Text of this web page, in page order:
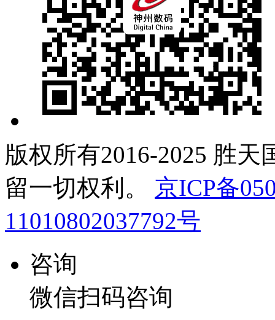
版权所有2016-2025 胜天
留一切权利。
京ICP备
11010802037792号
咨询
微信扫码咨询